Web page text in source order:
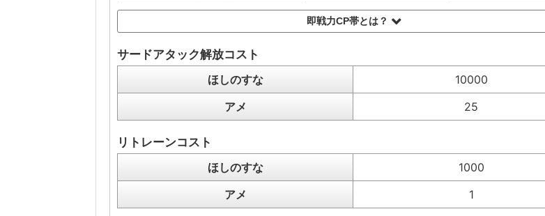
即戦力CP帯とは？
サードアタック解放コスト
ほしのすな
10000
アメ
25
リトレーンコスト
ほしのすな
1000
アメ
1